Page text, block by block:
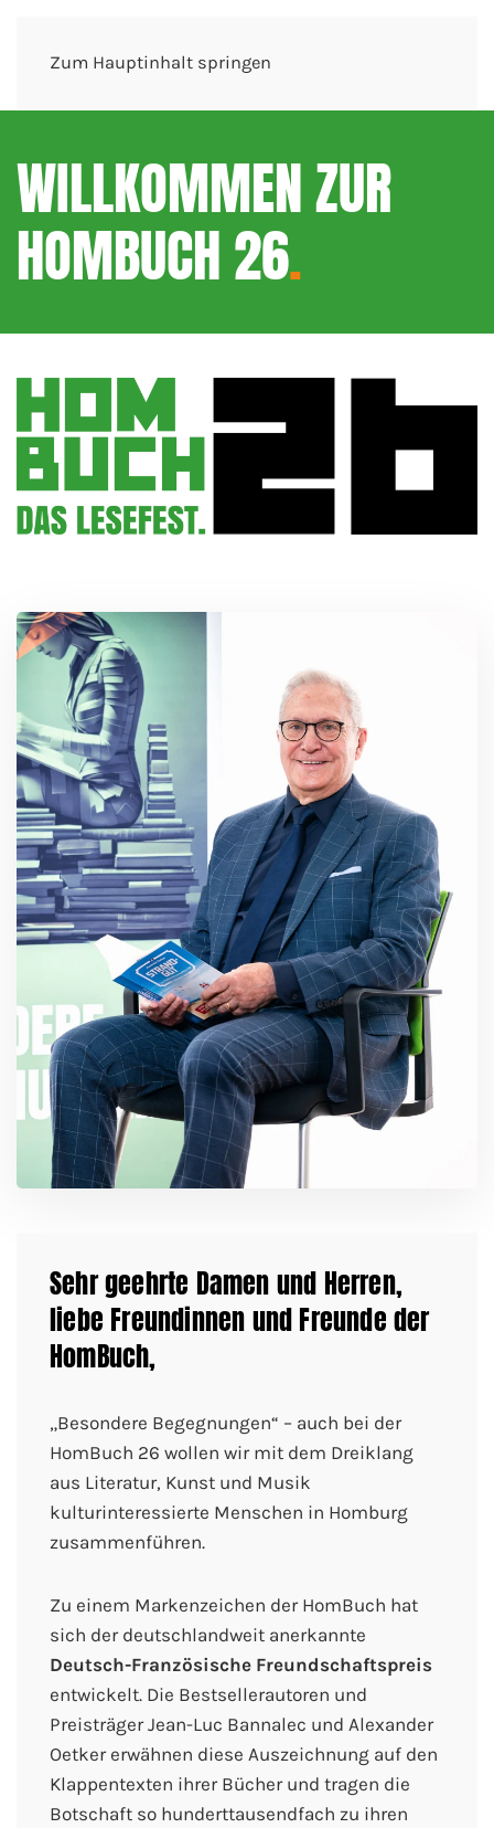
Zum Hauptinhalt springen
WILLKOMMEN ZUR
HOMBUCH 26.
Sehr geehrte Damen und Herren,
liebe Freundinnen und Freunde der
HomBuch,
„Besondere Begegnungen“ – auch bei der
HomBuch 26 wollen wir mit dem Dreiklang
aus Literatur, Kunst und Musik
kulturinteressierte Menschen in Homburg
zusammenführen.
Zu einem Markenzeichen der HomBuch hat
sich der deutschlandweit anerkannte
Deutsch-Französische Freundschaftspreis
entwickelt. Die Bestsellerautoren und
Preisträger Jean-Luc Bannalec und Alexander
Oetker erwähnen diese Auszeichnung auf den
Klappentexten ihrer Bücher und tragen die
Botschaft so hunderttausendfach zu ihren